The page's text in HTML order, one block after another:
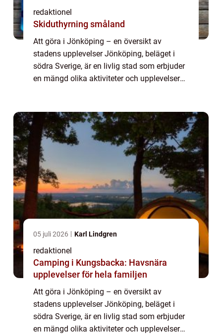
redaktionel
Skiduthyrning småland
Att göra i Jönköping – en översikt av
stadens upplevelser Jönköping, beläget i
södra Sverige, är en livlig stad som erbjuder
en mängd olika aktiviteter och upplevelser
05 juli 2026 Karl Lindgren
redaktionel
Camping i Kungsbacka: Havsnära
upplevelser för hela familjen
Att göra i Jönköping – en översikt av
stadens upplevelser Jönköping, beläget i
södra Sverige, är en livlig stad som erbjuder
en mängd olika aktiviteter och upplevelser